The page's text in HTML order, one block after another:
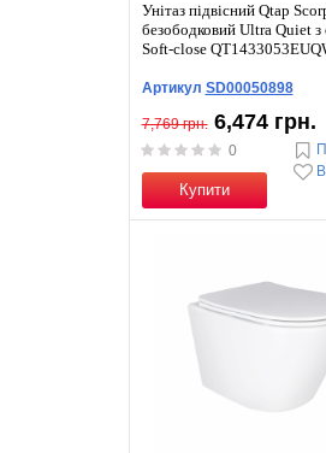
Унітаз підвісний Qtap
безободковий Ultra Quiet з
Soft-close
Артикул SD00050898
7,769 грн. 6,474 грн.
0
Купити